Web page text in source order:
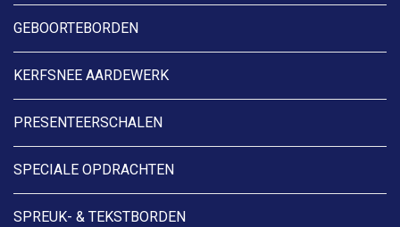
GEBOORTEBORDEN
KERFSNEE AARDEWERK
PRESENTEERSCHALEN
SPECIALE OPDRACHTEN
SPREUK- & TEKSTBORDEN